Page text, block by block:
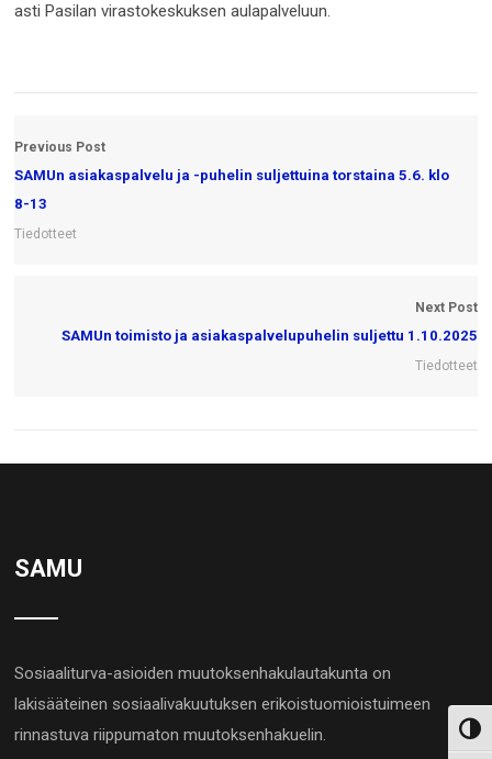
asti Pasilan virastokeskuksen aulapalveluun.
Previous Post
SAMUn asiakaspalvelu ja -puhelin suljettuina torstaina 5.6. klo
8-13
Tiedotteet
Next Post
SAMUn toimisto ja asiakaspalvelupuhelin suljettu 1.10.2025
Tiedotteet
SAMU
Sosiaaliturva-asioiden muutoksenhakulautakunta on
lakisääteinen sosiaalivakuutuksen erikoistuomioistuimeen
rinnastuva riippumaton muutoksenhakuelin.